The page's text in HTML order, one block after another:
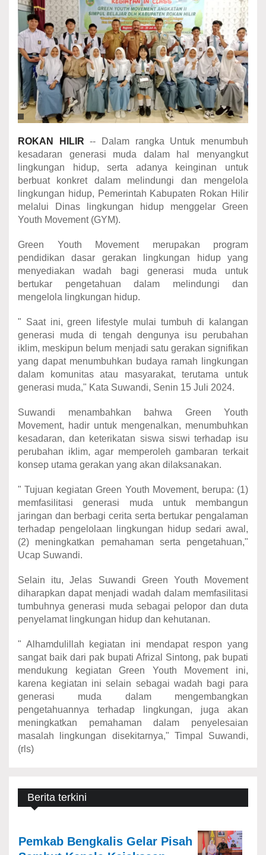
ROKAN HILIR -- Dalam rangka Untuk menumbuh
kesadaran generasi muda dalam hal menyangkut
lingkungan hidup, serta adanya keinginan untuk
berbuat konkret dalam melindungi dan mengelola
lingkungan hidup, Pemerintah Kabupaten Rokan Hilir
melalui Dinas lingkungan hidup menggelar Green
Youth Movement (GYM).
Green Youth Movement merupakan program
pendidikan dasar gerakan lingkungan hidup yang
menyediakan wadah bagi generasi muda untuk
bertukar pengetahuan dalam melindungi dan
mengelola lingkungan hidup.
" Saat ini, green lifestyle mulai tumbuh di kalangan
generasi muda di tengah dengunya isu perubahan
iklim, meskipun belum menjadi satu gerakan signifikan
yang dapat menumbuhkan budaya ramah lingkungan
dalam komunitas atau masyarakat, terutama untuk
generasi muda," Kata Suwandi, Senin 15 Juli 2024.
Suwandi menambahkan bahwa Green Youth
Movement, hadir untuk mengenalkan, menumbuhkan
kesadaran, dan keterikatan siswa siswi terhadap isu
perubahan iklim, agar memperoleh gambaran terkait
konsep utama gerakan yang akan dilaksanakan.
" Tujuan kegiatan Green Youth Movement, berupa: (1)
memfasilitasi generasi muda untuk membangun
jaringan dan berbagi cerita serta bertukar pengalaman
terhadap pengelolaan lingkungan hidup sedari awal,
(2) meningkatkan pemahaman serta pengetahuan,"
Ucap Suwandi.
Selain itu, Jelas Suwandi Green Youth Movement
diharapkan dapat menjadi wadah dalam memfasilitasi
tumbuhnya generasi muda sebagai pelopor dan duta
penyelamat lingkungan hidup dan kehutanan.
" Alhamdulillah kegiatan ini mendapat respon yang
sangat baik dari pak bupati Afrizal Sintong, pak bupati
mendukung kegiatan Green Youth Movement ini,
karena kegiatan ini selain sebagai wadah bagi para
generasi muda dalam mengembangkan
pengetahuannya terhadap lingkungan, juga akan
meningkatkan pemahaman dalam penyelesaian
masalah lingkungan disekitarnya," Timpal Suwandi,
(rls)
Berita terkini
Pemkab Bengkalis Gelar Pisah